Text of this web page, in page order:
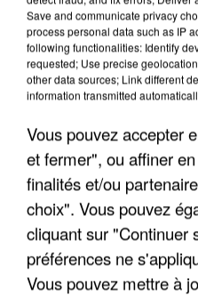
APRÈS TOUTES CES
DE FAUNE SAUVAGE
Save and communicate privacy
process personal data such as IP
following functionalities: Identify
requested; Use precise
other data sources; Link different
information transmitted
Vous pouvez accepter
et fermer", ou affiner
finalités et/ou
choix". Vous pouvez
cliquant sur "Continuer
préférences ne
Vous pouvez mettre à